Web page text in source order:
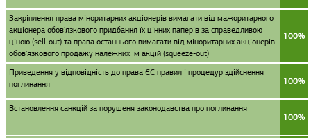
Закріплення права міноритарних акціонерів вимагати від мажоритарного
акціонера обов'язкового придбання їх цінних паперів за справедливою
ціною (sell-out) та права останнього вимагати від міноритарних акціонерів
обов'язкового продажу належних їм акцій (squeeze-out)
100%
Приведення у відповідність до права ЄС правил і процедур здійснення
поглинання
100%
Встановлення санкцій за порушеня законодавства про поглинання
100%